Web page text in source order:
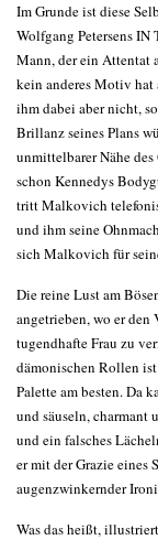
Im Grunde ist diese
Wolfgang Petersens
Mann, der ein Attentat
kein anderes Motiv hat
ihm dabei aber nicht,
Brillanz seines Plans
unmittelbarer Nähe
schon Kennedys
tritt Malkovich
und ihm seine
sich Malkovich für
Die reine Lust am
angetrieben, wo er
tugendhafte Frau zu
dämonischen Rollen
Palette am besten. Da
und säuseln, charmant
und ein falsches
er mit der Grazie eines
augenzwinkernder
Was das heißt,